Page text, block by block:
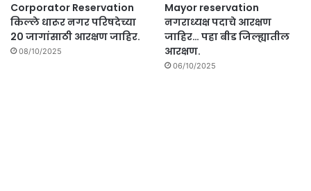
Corporator Reservation
किल्ले धारूर नगर परिषदेच्या
20 जागांसाठी आरक्षण जाहिर.
08/10/2025
Mayor reservation
नगराध्यक्ष पदाचे आरक्षण
जाहिर… पहा बीड जिल्ह्यातील
आरक्षण.
06/10/2025